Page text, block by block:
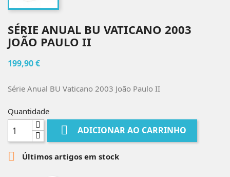
SÉRIE ANUAL BU VATICANO 2003
JOÃO PAULO II
199,90 €
Série Anual BU Vaticano 2003 João Paulo II
Quantidade
 ADICIONAR AO CARRINHO
 Últimos artigos em stock